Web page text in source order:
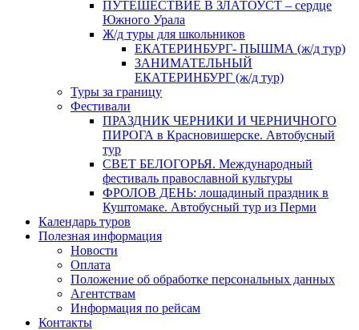
ПУТЕШЕСТВИЕ В ЗЛАТОУСТ – сердце
Южного Урала
Ж/д туры для школьников
ЕКАТЕРИНБУРГ- ПЫШМА (ж/д тур)
ЗАНИМАТЕЛЬНЫЙ
ЕКАТЕРИНБУРГ (ж/д тур)
Туры за границу
Фестивали
ПРАЗДНИК ЧЕРНИКИ И ЧЕРНИЧНОГО
ПИРОГА в Красновишерске. Автобусный
тур
СВЕТ БЕЛОГОРЬЯ. Международный
фестиваль православной культуры
ФРОЛОВ ДЕНЬ: лошадиный праздник в
Куштомаке. Автобусный тур из Перми
Календарь туров
Полезная информация
Новости
Оплата
Положение об обработке персональных данных
Агентствам
Информация по рейсам
Контакты